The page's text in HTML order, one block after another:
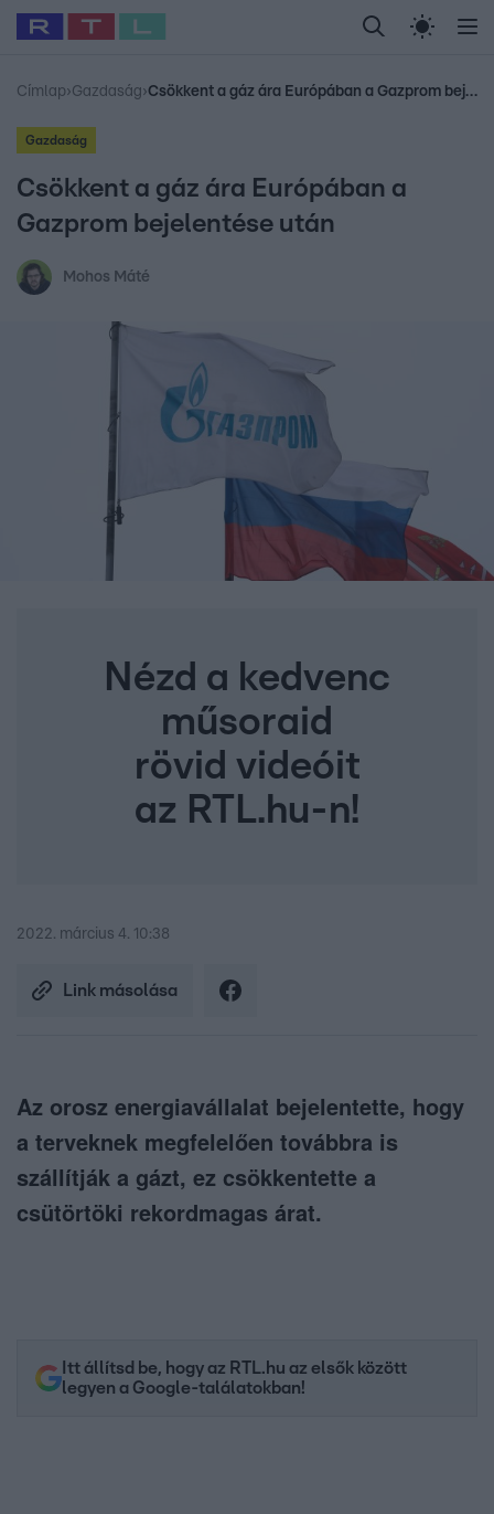
Legfrissebb RTL Híradó Randi Celeb vagyok,
Babits Marcella Most Wanted Gallusz
Címlap›Gazdaság› Csökkent a gáz ára Európában a Gazprom bejelentése után
Gazdaság
Csökkent a gáz ára Európában a
Gazprom bejelentése után
Mohos Máté
Nézd a kedvenc
műsoraid
rövid videóit
az RTL.hu-n!
2022. március 4. 10:38
Link másolása
Az orosz energiavállalat bejelentette, hogy
a terveknek megfelelően továbbra is
szállítják a gázt, ez csökkentette a
csütörtöki rekordmagas árat.
Itt állítsd be, hogy az RTL.hu az elsők között
legyen a Google-találatokban!